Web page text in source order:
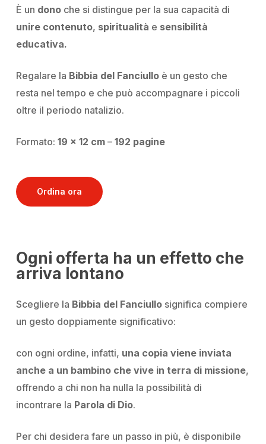
È un dono che si distingue per la sua capacità di
unire contenuto, spiritualità e sensibilità
educativa.
Regalare la Bibbia del Fanciullo è un gesto che
resta nel tempo e che può accompagnare i piccoli
oltre il periodo natalizio.
Formato:19 x 12 cm –192 pagine
Ordina ora
Ogni offerta ha un effetto che
arriva lontano
Scegliere la Bibbia del Fanciullo significa compiere
un gesto doppiamente significativo:
con ogni ordine, infatti, una copia viene inviata
anche a un bambino che vive in terra di missione,
offrendo a chi non ha nulla la possibilità di
incontrare la Parola di Dio.
Per chi desidera fare un passo in più, è disponibile